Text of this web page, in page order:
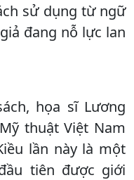
sử dụng từ ngữ
đang nỗ lực lan
họa sĩ Lương
thuật Việt Nam
lần này là một
tiên được giới